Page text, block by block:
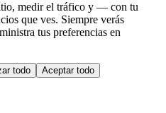
medir el tráfico y — con tu
que ves. Siempre verás
tus preferencias en
todo Aceptar todo